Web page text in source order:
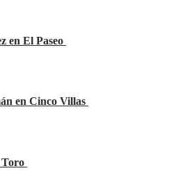
en El Paseo
en Cinco Villas
Toro